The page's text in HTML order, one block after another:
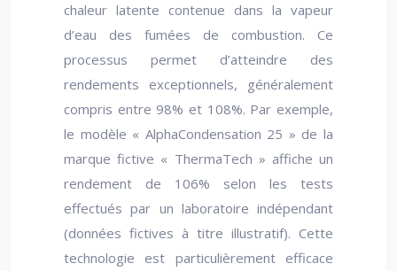
chaleur latente contenue dans la vapeur
d’eau des fumées de combustion. Ce
processus permet d’atteindre des
rendements exceptionnels, généralement
compris entre 98% et 108%. Par exemple,
le modèle « AlphaCondensation 25 » de la
marque fictive « ThermaTech » affiche un
rendement de 106% selon les tests
effectués par un laboratoire indépendant
(données fictives à titre illustratif). Cette
technologie est particulièrement efficace